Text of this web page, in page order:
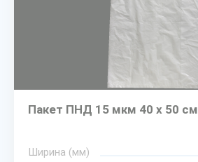
Пакет ПНД 15 мкм 40 х 50 см
Ширина (мм)